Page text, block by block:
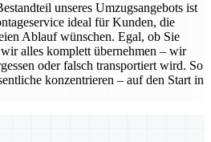
unseres Umzugsangebots ist
ideal für Kunden, die
Ablauf wünschen. Egal, ob Sie
alles komplett übernehmen – wir
oder falsch transportiert wird. So
konzentrieren – auf den Start in